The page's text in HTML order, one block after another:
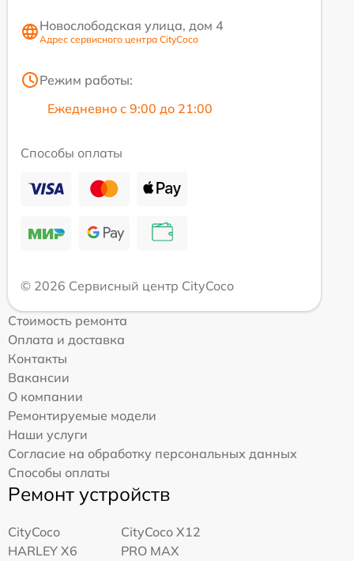
Новослободская улица, дом 4
Адрес сервисного центра CityCoco
Режим работы:
Ежедневно с 9:00 до 21:00
Способы оплаты
© 2026 Сервисный центр CityCoco
Стоимость ремонта
Оплата и доставка
Контакты
Вакансии
О компании
Ремонтируемые модели
Наши услуги
Согласие на обработку персональных данных
Способы оплаты
Ремонт устройств
CityCoco
HARLEY X6
CityCoco X12
PRO MAX